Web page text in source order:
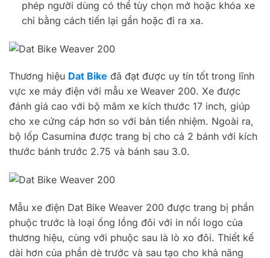
phép người dùng có thể tùy chọn mở hoặc khóa xe
chỉ bằng cách tiến lại gần hoặc đi ra xa.
Thương hiệu Dat Bike đã đạt được uy tín tốt trong lĩnh
vực xe máy điện với mẫu xe Weaver 200. Xe được
đánh giá cao với bộ mâm xe kích thước 17 inch, giúp
cho xe cứng cáp hơn so với bản tiền nhiệm. Ngoài ra,
bộ lốp Casumina được trang bị cho cả 2 bánh với kích
thước bánh trước 2.75 và bánh sau 3.0.
Mẫu xe điện Dat Bike Weaver 200 được trang bị phần
phuộc trước là loại ống lồng đôi với in nổi logo của
thương hiệu, cùng với phuộc sau là lò xo đôi. Thiết kế
dài hơn của phần dè trước và sau tạo cho khả năng